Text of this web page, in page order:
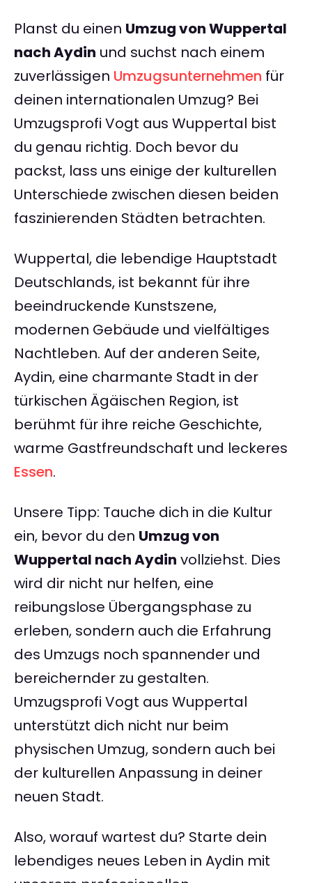
Planst du einen Umzug von Wuppertal
nach Aydin und suchst nach einem
zuverlässigen Umzugsunternehmen für
deinen internationalen Umzug? Bei
Umzugsprofi Vogt aus Wuppertal bist
du genau richtig. Doch bevor du
packst, lass uns einige der kulturellen
Unterschiede zwischen diesen beiden
faszinierenden Städten betrachten.
Wuppertal, die lebendige Hauptstadt
Deutschlands, ist bekannt für ihre
beeindruckende Kunstszene,
modernen Gebäude und vielfältiges
Nachtleben. Auf der anderen Seite,
Aydin, eine charmante Stadt in der
türkischen Ägäischen Region, ist
berühmt für ihre reiche Geschichte,
warme Gastfreundschaft und leckeres
Essen.
Unsere Tipp: Tauche dich in die Kultur
ein, bevor du den Umzug von
Wuppertal nach Aydin vollziehst. Dies
wird dir nicht nur helfen, eine
reibungslose Übergangsphase zu
erleben, sondern auch die Erfahrung
des Umzugs noch spannender und
bereichernder zu gestalten.
Umzugsprofi Vogt aus Wuppertal
unterstützt dich nicht nur beim
physischen Umzug, sondern auch bei
der kulturellen Anpassung in deiner
neuen Stadt.
Also, worauf wartest du? Starte dein
lebendiges neues Leben in Aydin mit